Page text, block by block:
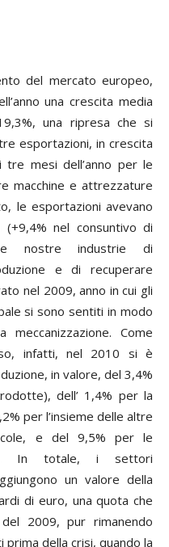
del mercato europeo,
una crescita media
una ripresa che si
esportazioni, in crescita
mesi dell’anno per le
macchine e attrezzature
le esportazioni avevano
nel consuntivo di
nostre industrie di
e di recuperare
nel 2009, anno in cui gli
si sono sentiti in modo
Come
infatti, nel 2010 si è
in valore, del 3,4%
dell’ 1,4% per la
per l’insieme delle altre
e del 9,5% per le
In totale, i settori
un valore della
di euro, una quota che
2009, pur rimanendo
prima della crisi, quando la